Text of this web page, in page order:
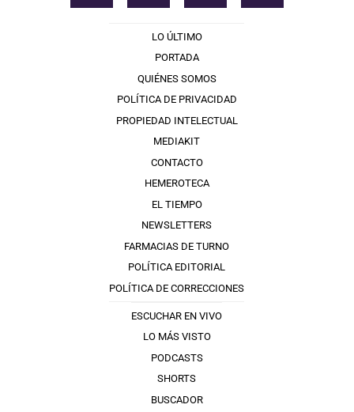
LO ÚLTIMO
PORTADA
QUIÉNES SOMOS
POLÍTICA DE PRIVACIDAD
PROPIEDAD INTELECTUAL
MEDIAKIT
CONTACTO
HEMEROTECA
EL TIEMPO
NEWSLETTERS
FARMACIAS DE TURNO
POLÍTICA EDITORIAL
POLÍTICA DE CORRECCIONES
ESCUCHAR EN VIVO
LO MÁS VISTO
PODCASTS
SHORTS
BUSCADOR